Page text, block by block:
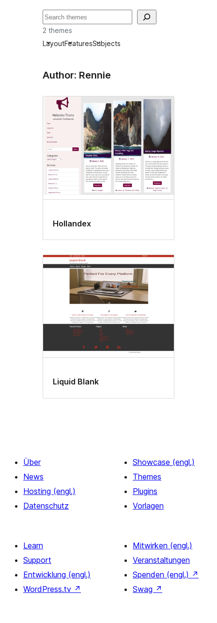
Suchen
2 themes
LayoutFeaturesSubjects
Author: Rennie
Hollandex
Liquid Blank
Über
News
Hosting (engl.)
Datenschutz
Showcase (engl.)
Themes
Plugins
Vorlagen
Learn
Support
Entwicklung (engl.)
WordPress.tv ↗
Mitwirken (engl.)
Veranstaltungen
Spenden (engl.) ↗
Swag ↗